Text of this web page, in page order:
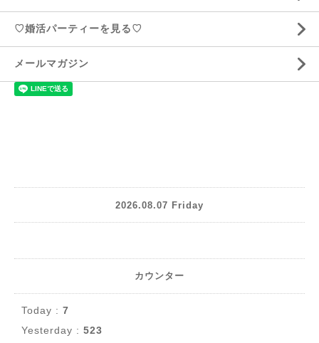
♡婚活パーティーを見る♡
メールマガジン
2026.08.07 Friday
カウンター
Today : 7
Yesterday : 523